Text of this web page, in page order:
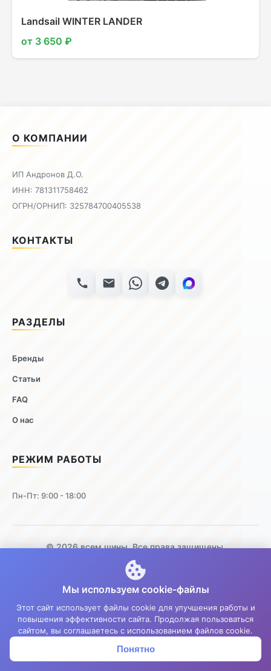
Войти
Landsail WINTER LANDER
от 3 650 ₽
О КОМПАНИИ
ИП Андронов Д.О.
ИНН: 781311758462
ОГРН/ОРНИП: 325784700405538
КОНТАКТЫ
РАЗДЕЛЫ
Бренды
Статьи
FAQ
О нас
РЕЖИМ РАБОТЫ
Пн-Пт: 9:00 - 18:00
© 2026 всем шины. Все права защищены.
Яндекс
Email
Мы используем cookie-файлы
Этот сайт использует файлы cookie для улучшения работы и
повышения эффективности сайта. Продолжая пользоваться
сайтом, вы соглашаетесь с использованием файлов cookie.
Понятно